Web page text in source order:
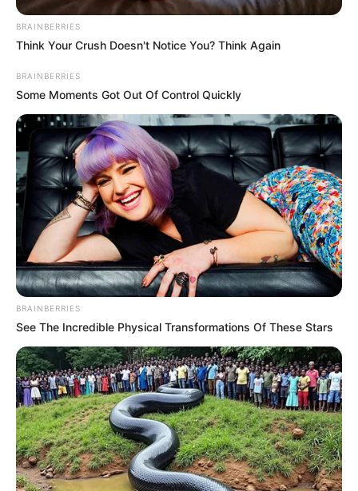
ACTIVAR AHORA
TEMAS DESTACADOS
RECIBO DEL AGUA
LOCALIDAD DE USAQUÉN
CUNDINAMARCA
DESAPARECIDOS
CORTES DE LUZ
LOCALIDAD DE ENGATIVÁ
REGIOTRAM DE OCCIDENTE
LOCALIDAD DE SUBA
BRAINBERRIES
Think Your Crush Doesn't Notice You? Think Again
BRAINBERRIES
Some Moments Got Out Of Control Quickly
BRAINBERRIES
See The Incredible Physical Transformations Of These Stars